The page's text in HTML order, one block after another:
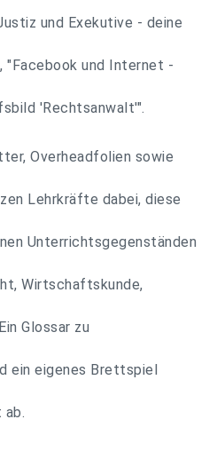
und Exekutive - deine
"Facebook und Internet -
'Rechtsanwalt'".
Overheadfolien sowie
Lehrkräfte dabei, diese
Unterrichtsgegenständen
Wirtschaftskunde,
Glossar zu
ein eigenes Brettspiel
ab.